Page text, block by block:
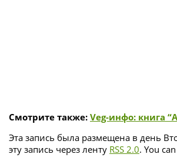
Смотрите также: Veg-инфо: книга
Эта запись была размещена в день
эту запись через ленту RSS 2.0. You can